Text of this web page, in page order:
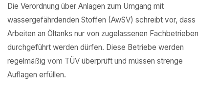
Die Verordnung über Anlagen zum Umgang mit
wassergefährdenden Stoffen (AwSV) schreibt vor, dass
Arbeiten an Öltanks nur von zugelassenen Fachbetrieben
durchgeführt werden dürfen. Diese Betriebe werden
regelmäßig vom TÜV überprüft und müssen strenge
Auflagen erfüllen.